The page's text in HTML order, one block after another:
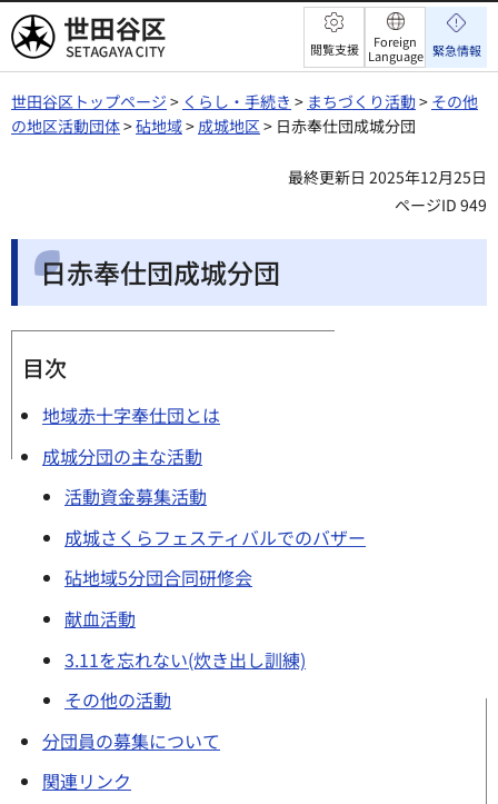
世田谷区 閲覧支援
Foreign
Language 緊急情報
世田谷区トップページ > くらし・手続き > まちづくり活動> その他
の地区活動団体>砧地域> 成城地区> 日赤奉仕団成城分団
最終更新日 2025年12月25日
ページID 949
日赤奉仕団成城分団
目次
地域赤十字奉仕団とは
成城分団の主な活動
活動資金募集活動
成城さくらフェスティバルでのバザー
砧地域5分団合同研修会
献血活動
3.11を忘れない(炊き出し訓練)
その他の活動
分団員の募集について
関連リンク